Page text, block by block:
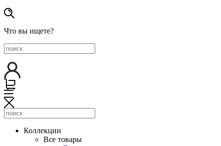
Что вы ищете?
Коллекции
Все товары